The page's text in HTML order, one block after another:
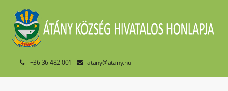
+36 36 482 001 atany@atany.hu